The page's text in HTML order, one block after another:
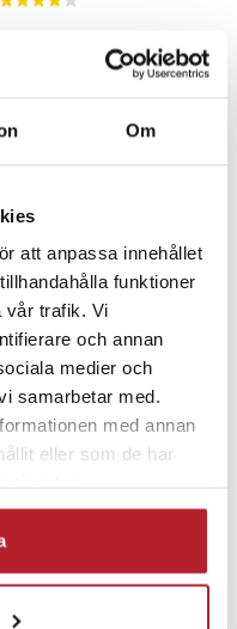
Om
att anpassa innehållet
funktioner
vår trafik. Vi
och annan
medier och
samarbetar med.
med annan
eller som de har
Skrivarkablar
skrivbordet